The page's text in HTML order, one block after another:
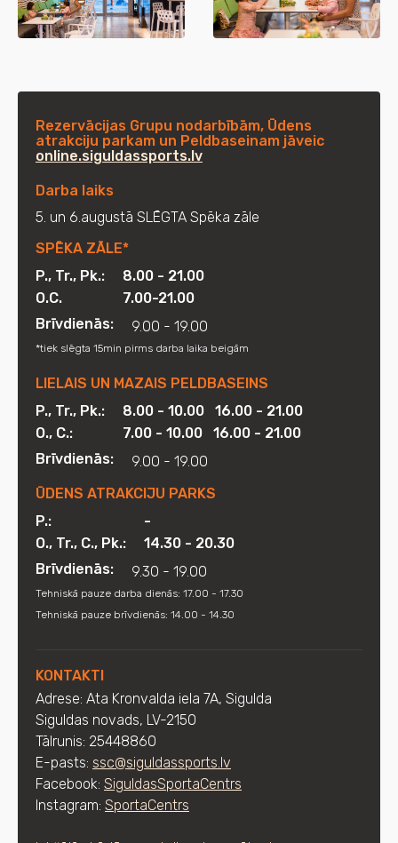
Rezervācijas Grupu nodarbībām, Ūdens
atrakciju parkam un Peldbaseinam jāveic
online.siguldassports.lv
Darba laiks
5. un 6.augustā SLĒGTA Spēka zāle
SPĒKA ZĀLE*
P., Tr., Pk.:
O.C.
8.00 - 21.00
7.00-21.00
Brīvdienās:
9.00 - 19.00
*tiek slēgta 15min pirms darba laika beigām
LIELAIS UN MAZAIS PELDBASEINS
P., Tr., Pk.:
O., C.:
8.00 - 10.00 16.00 - 21.00
7.00 - 10.00 16.00 - 21.00
Brīvdienās:
9.00 - 19.00
ŪDENS ATRAKCIJU PARKS
P.:
O., Tr., C., Pk.:
-
14.30 - 20.30
Brīvdienās:
9.30 - 19.00
Tehniskā pauze darba dienās: 17.00 - 17.30
Tehniskā pauze brīvdienās: 14.00 - 14.30
KONTAKTI
Adrese: Ata Kronvalda iela 7A, Sigulda
Siguldas novads, LV-2150
Tālrunis: 25448860
E-pasts: ssc@siguldassports.lv
Facebook: SiguldasSportaCentrs
Instagram: SportaCentrs